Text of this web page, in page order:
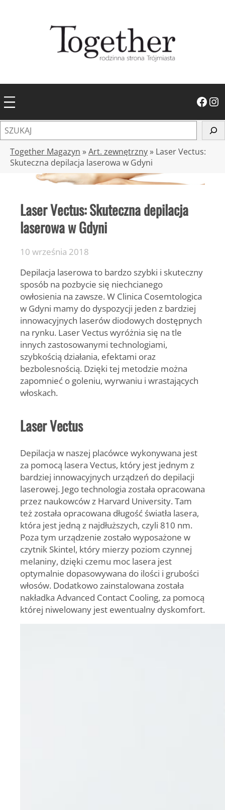
Facebook Instagram
z
Together Magazyn »Art. zewnętrzny» Laser Vectus:
Skuteczna depilacja laserowa w Gdyni
Laser Vectus: Skuteczna depilacja
laserowa w Gdyni
10 września 2018
Depilacja laserowa to bardzo szybki i skuteczny
sposób na pozbycie się niechcianego
owłosienia na zawsze. W Clinica Cosemtologica
w Gdyni mamy do dyspozycji jeden z bardziej
innowacyjnych laserów diodowych dostępnych
na rynku. Laser Vectus wyróżnia się na tle
innych zastosowanymi technologiami,
szybkością działania, efektami oraz
bezbolesnością. Dzięki tej metodzie można
zapomnieć o goleniu, wyrwaniu i wrastających
włoskach.
Laser Vectus
Depilacja w naszej placówce wykonywana jest
za pomocą lasera Vectus, który jest jednym z
bardziej innowacyjnych urządzeń do depilacji
laserowej. Jego technologia została opracowana
przez naukowców z Harvard University. Tam
też została opracowana długość światła lasera,
która jest jedną z najdłuższych, czyli 810 nm.
Poza tym urządzenie zostało wyposażone w
czytnik Skintel, który mierzy poziom czynnej
melaniny, dzięki czemu moc lasera jest
optymalnie dopasowywana do ilości i grubości
włosów. Dodatkowo zainstalowana została
nakładka Advanced Contact Cooling, za pomocą
której niwelowany jest ewentualny dyskomfort.